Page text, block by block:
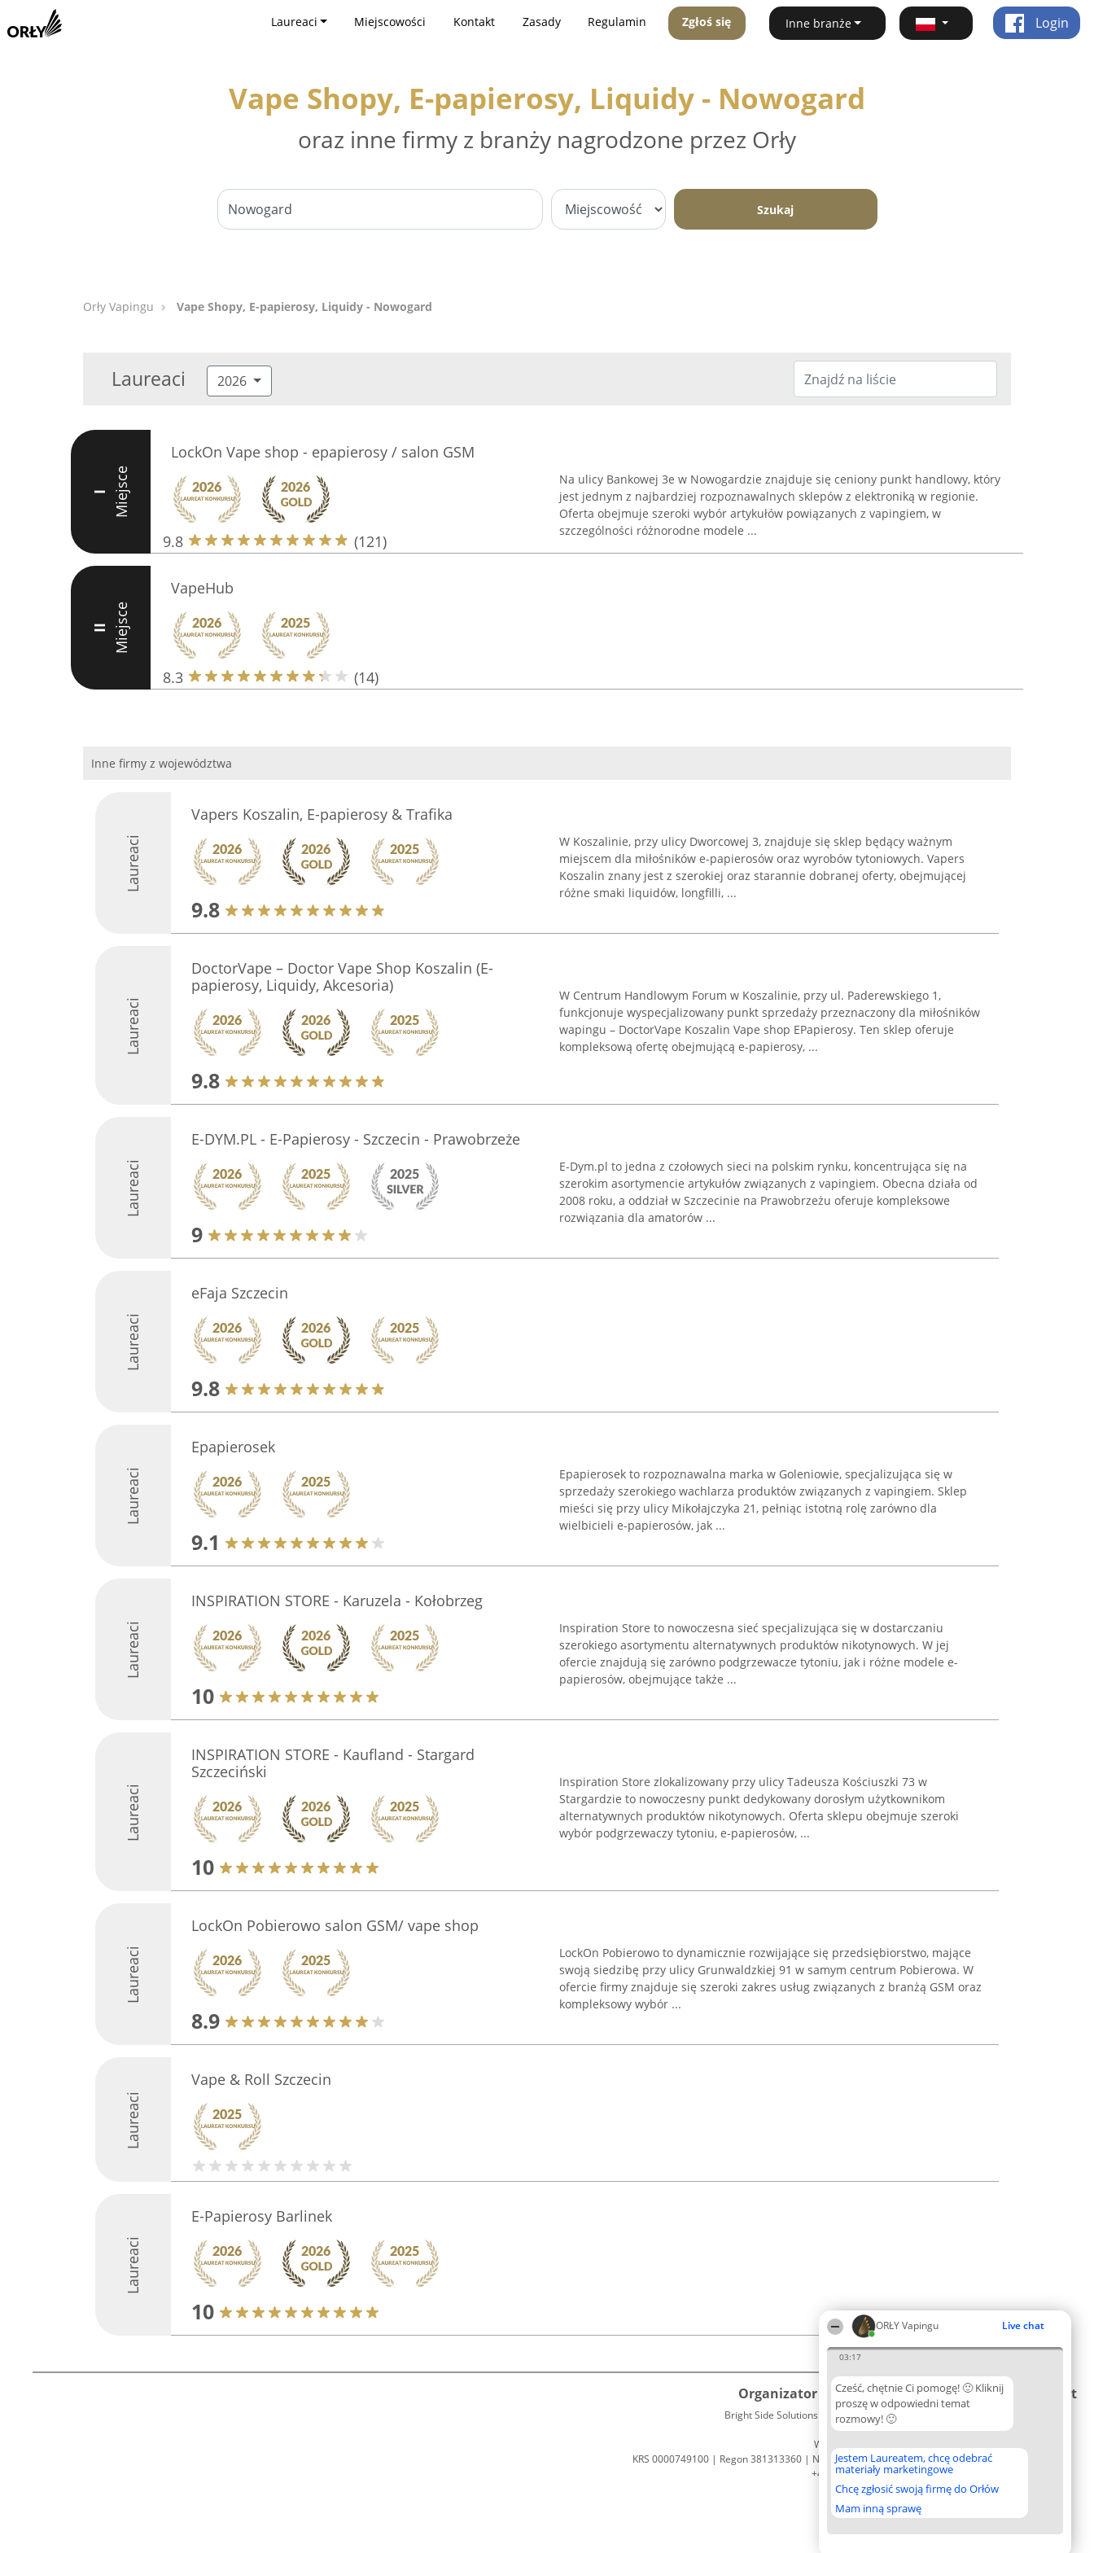
ORŁY Vapingu Live chat
03:17
Cześć, chętnie Ci pomogę! 🙂 Kliknij
proszę w odpowiedni temat
rozmowy! 🙂
Jestem Laureatem, chcę odebrać
materiały marketingowe
Chcę zgłosić swoją firmę do Orłów
Mam inną sprawę
Laureaci Miejscowości Kontakt Zasady Regulamin Zgłoś się Inne branże Login
Vape Shopy, E-papierosy, Liquidy - Nowogard
oraz inne firmy z branży nagrodzone przez Orły
Szukaj
Orły Vapingu Vape Shopy, E-papierosy, Liquidy - Nowogard
Laureaci 2026
I Miejsce
LockOn Vape shop - epapierosy / salon GSM
9.8 (121)
Na ulicy Bankowej 3e w Nowogardzie znajduje się ceniony punkt handlowy, który
jest jednym z najbardziej rozpoznawalnych sklepów z elektroniką w regionie.
Oferta obejmuje szeroki wybór artykułów powiązanych z vapingiem, w
szczególności różnorodne modele ...
II Miejsce
VapeHub
8.3 (14)
Inne firmy z województwa
Laureaci
Vapers Koszalin, E-papierosy & Trafika
9.8
W Koszalinie, przy ulicy Dworcowej 3, znajduje się sklep będący ważnym
miejscem dla miłośników e-papierosów oraz wyrobów tytoniowych. Vapers
Koszalin znany jest z szerokiej oraz starannie dobranej oferty, obejmującej
różne smaki liquidów, longfilli, ...
Laureaci
DoctorVape – Doctor Vape Shop Koszalin (E-
papierosy, Liquidy, Akcesoria)
9.8
W Centrum Handlowym Forum w Koszalinie, przy ul. Paderewskiego 1,
funkcjonuje wyspecjalizowany punkt sprzedaży przeznaczony dla miłośników
wapingu – DoctorVape Koszalin Vape shop EPapierosy. Ten sklep oferuje
kompleksową ofertę obejmującą e-papierosy, ...
Laureaci
E-DYM.PL - E-Papierosy - Szczecin - Prawobrzeże
9
E-Dym.pl to jedna z czołowych sieci na polskim rynku, koncentrująca się na
szerokim asortymencie artykułów związanych z vapingiem. Obecna działa od
2008 roku, a oddział w Szczecinie na Prawobrzeżu oferuje kompleksowe
rozwiązania dla amatorów ...
Laureaci
eFaja Szczecin
9.8
Laureaci
Epapierosek
9.1
Epapierosek to rozpoznawalna marka w Goleniowie, specjalizująca się w
sprzedaży szerokiego wachlarza produktów związanych z vapingiem. Sklep
mieści się przy ulicy Mikołajczyka 21, pełniąc istotną rolę zarówno dla
wielbicieli e-papierosów, jak ...
Laureaci
INSPIRATION STORE - Karuzela - Kołobrzeg
10
Inspiration Store to nowoczesna sieć specjalizująca się w dostarczaniu
szerokiego asortymentu alternatywnych produktów nikotynowych. W jej
ofercie znajdują się zarówno podgrzewacze tytoniu, jak i różne modele e-
papierosów, obejmujące także ...
Laureaci
INSPIRATION STORE - Kaufland - Stargard
Szczeciński
10
Inspiration Store zlokalizowany przy ulicy Tadeusza Kościuszki 73 w
Stargardzie to nowoczesny punkt dedykowany dorosłym użytkownikom
alternatywnych produktów nikotynowych. Oferta sklepu obejmuje szeroki
wybór podgrzewaczy tytoniu, e-papierosów, ...
Laureaci
LockOn Pobierowo salon GSM/ vape shop
8.9
LockOn Pobierowo to dynamicznie rozwijające się przedsiębiorstwo, mające
swoją siedzibę przy ulicy Grunwaldzkiej 91 w samym centrum Pobierowa. W
ofercie firmy znajduje się szeroki zakres usług związanych z branżą GSM oraz
kompleksowy wybór ...
Laureaci
Vape & Roll Szczecin
Laureaci
E-Papierosy Barlinek
10
Organizator plebiscytu
Bright Side Solutions sp. z o. o. sp. k.
ul. Ruska 22
Wrocław 50-079
KRS 0000749100 | Regon 381313360 | NIP 8943132676
+48 508 492 400
Plebiscyt
Lista
Laureatów
Zasady
Regulamin
Prywatności
Kontakt